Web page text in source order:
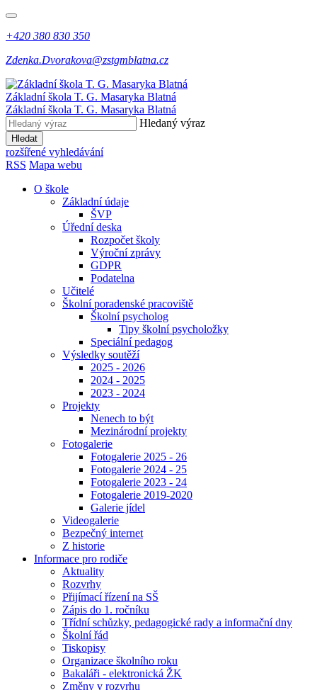
+420 380 830 350
Zdenka.Dvorakova@zstgmblatna.cz
Základní škola T. G. Masaryka Blatná
Základní škola T. G. Masaryka Blatná
Hledaný výraz
Hledat
rozšířené vyhledávání
RSS Mapa webu
O škole
Základní údaje
ŠVP
Úřední deska
Rozpočet školy
Výroční zprávy
GDPR
Podatelna
Učitelé
Školní poradenské pracoviště
Školní psycholog
Tipy školní psycholožky
Speciální pedagog
Výsledky soutěží
2025 - 2026
2024 - 2025
2023 - 2024
Projekty
Nenech to být
Mezinárodní projekty
Fotogalerie
Fotogalerie 2025 - 26
Fotogalerie 2024 - 25
Fotogalerie 2023 - 24
Fotogalerie 2019-2020
Galerie jídel
Videogalerie
Bezpečný internet
Z historie
Informace pro rodiče
Aktuality
Rozvrhy
Přijímací řízení na SŠ
Zápis do 1. ročníku
Třídní schůzky, pedagogické rady a informační dny
Školní řád
Tiskopisy
Organizace školního roku
Bakaláři - elektronická ŽK
Změny v rozvrhu